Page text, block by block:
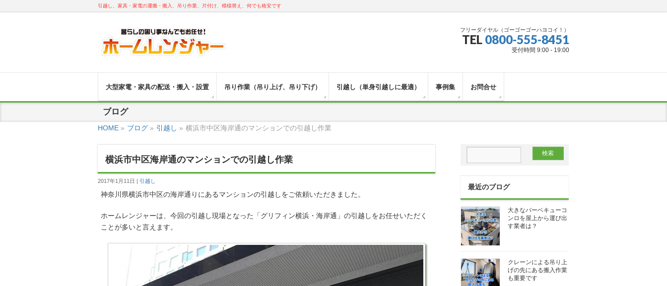
引越し、家具・家電の運搬・搬入、吊り作業、片付け、模様替え、何でも格安です
フリーダイヤル（ゴーゴーゴーハヨコイ！）
TEL 0800-555-8451
受付時間 9:00 - 19:00
大型家電・家具の配送・搬入・設置 吊り作業（吊り上げ、吊り下げ） 引越し（単身引越しに最適） 事例集 お問合せ
ブログ
HOME » ブログ » 引越し » 横浜市中区海岸通のマンションでの引越し作業
横浜市中区海岸通のマンションでの引越し作業
2017年1月11日 引越し
神奈川県横浜市中区の海岸通りにあるマンションの引越しをご依頼いただきました。
ホームレンジャーは、今回の引越し現場となった「グリフィン横浜・海岸通」の引越しをお任せいただく
ことが多いと言えます。
最近のブログ
大きなバーベキューコ
ンロを屋上から運び出
す業者は？
クレーンによる吊り上
げの先にある搬入作業
も重要です